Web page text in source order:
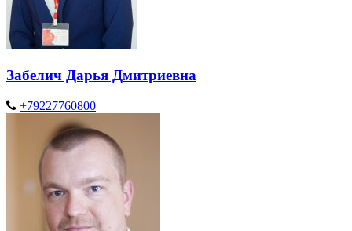
Забелич Дарья Дмитриевна
+79227760800